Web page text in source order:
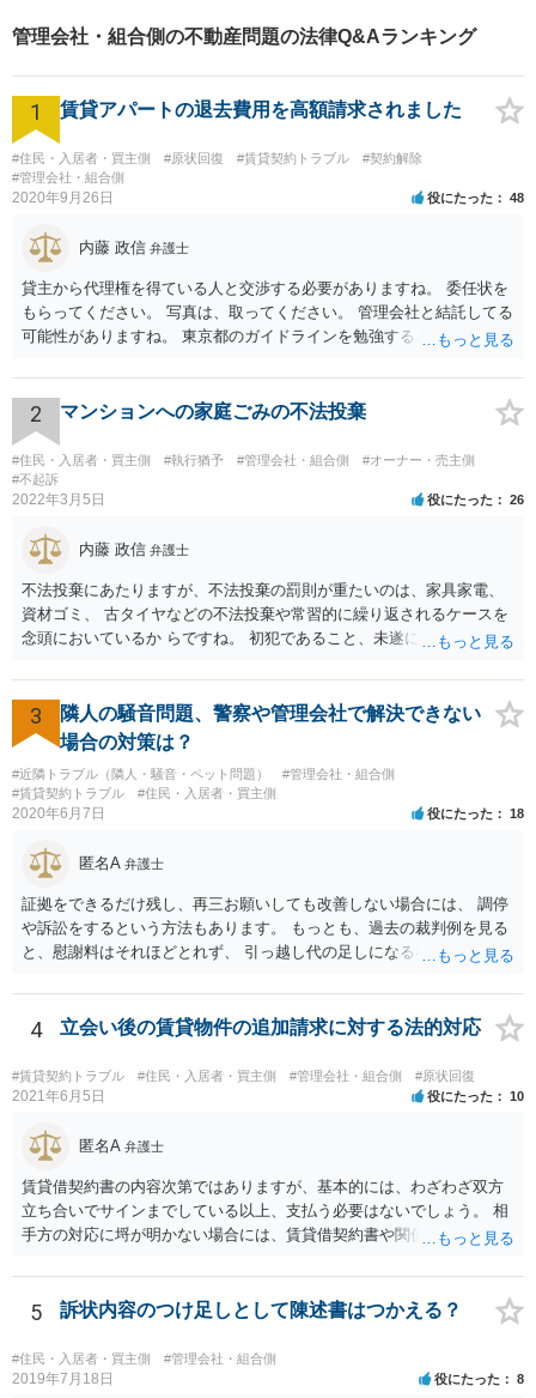
確なアドバイスやサポートで
ご相談者様のお役に立てるよ
う尽力します。
管理会社・組合側の不動産問題の法律Q&Aランキング
1 賃貸アパートの退去費用を高額請求されました
#住民・入居者・買主側 #原状回復 #賃貸契約トラブル
#契約解除
#管理会社・組合側
2020年9月26日 役にたった 48
内藤 政信 弁護士
貸主から代理権を得ている人と交渉する必要がありますね。 委任状を
もらってください。 写真は、取ってください。 管理会社と結託してる
可能性がありますね。 東京都のガイドラインを勉強するといいでしょ
2 マンションへの家庭ごみの不法投棄
#住民・入居者・買主側 #執行猶予 #管理会社・組合側
#オーナー・売主側
#不起訴
2022年3月5日 役にたった 26
内藤 政信 弁護士
不法投棄にあたりますが、不法投棄の罰則が重たいのは、家具家電、
資材ゴミ、 古タイヤなどの不法投棄や常習的に繰り返されるケースを
念頭においているか らですね。 初犯であること、未遂に終わっている
ことはないでしょう。 様子見でいいでしょう。
3
隣人の騒音問題、警察や管理会社で解決できない
場合の対策は？
#近隣トラブル（隣人・騒音・ペット問題）
#管理会社・組合側
#賃貸契約トラブル
#住民・入居者・買主側
2020年6月7日 役にたった 18
匿名A 弁護士
証拠をできるだけ残し、再三お願いしても改善しない場合には、 調停
や訴訟をするという方法もあります。 もっとも、過去の裁判例を見る
と、慰謝料はそれほどとれず、 引っ越し代の足しになる程度に終わっ
4 立会い後の賃貸物件の追加請求に対する法的対応
#賃貸契約トラブル #住民・入居者・買主側 #管理会社・組合側 #原状回復
2021年6月5日 役にたった 10
匿名A 弁護士
賃貸借契約書の内容次第ではありますが、基本的には、わざわざ双方
立ち合いでサインまでしている以上、支払う必要はないでしょう。 相
手方の対応に埒が明かない場合には、賃貸借契約書や関係資料を個別
す。
5 訴状内容のつけ足しとして陳述書はつかえる？
#住民・入居者・買主側 #管理会社・組合側
2019年7月18日 役にたった 8